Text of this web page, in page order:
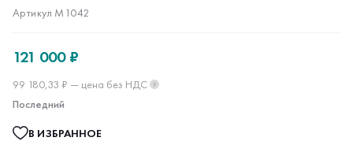
Артикул М1042
121 000 ₽
99 180,33 ₽ — цена без НДС ?
Последний
В ИЗБРАННОЕ